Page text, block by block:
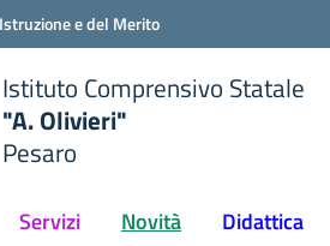
e del Merito
Istituto Comprensivo Statale
"A. Olivieri"
Pesaro
Servizi Novità Didattica